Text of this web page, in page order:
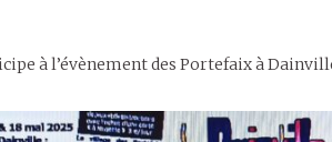
à l’évènement des Portefaix à